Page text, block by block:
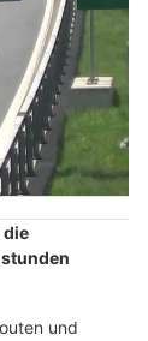
die
und